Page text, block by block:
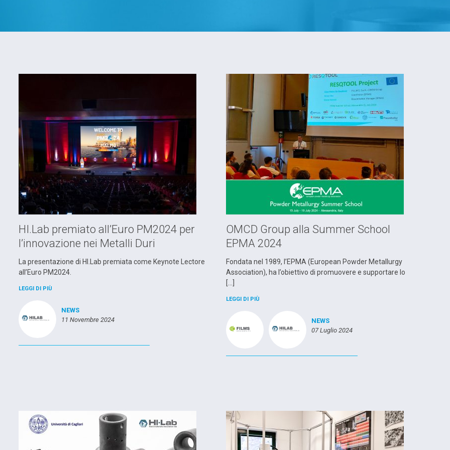
HI.Lab premiato all’Euro PM2024 per
l’innovazione nei Metalli Duri
La presentazione di HI.Lab premiata come Keynote Lectore
all’Euro PM2024.
LEGGI DI PIÙ
NEWS
11 Novembre 2024
OMCD Group alla Summer School
EPMA 2024
Fondata nel 1989, l’EPMA (European Powder Metallurgy
Association), ha l’obiettivo di promuovere e supportare lo
LEGGI DI PIÙ
NEWS
07 Luglio 2024